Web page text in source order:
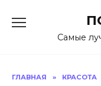
содержаниюСамые
ГЛАВНАЯ » КРАСОТА